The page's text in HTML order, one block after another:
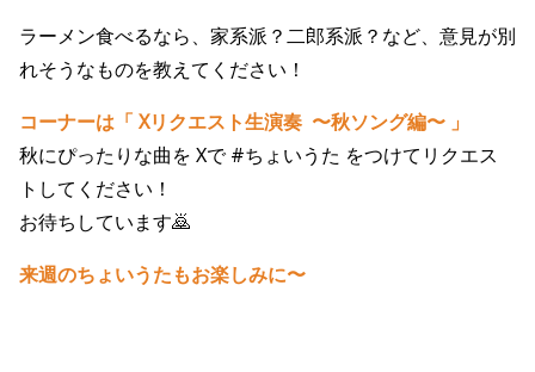
ラーメン食べるなら、家系派？二郎系派？など、意見が別
れそうなものを教えてください！
コーナーは「 Xリクエスト生演奏 〜秋ソング編〜 」
秋にぴったりな曲を Xで #ちょいうた をつけてリクエス
トしてください！
お待ちしています🙇
来週のちょいうたもお楽しみに〜